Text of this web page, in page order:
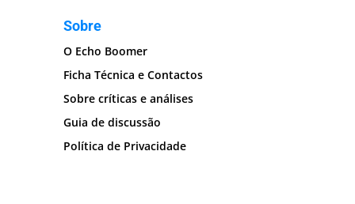
Sobre
O Echo Boomer
Ficha Técnica e Contactos
Sobre críticas e análises
Guia de discussão
Política de Privacidade